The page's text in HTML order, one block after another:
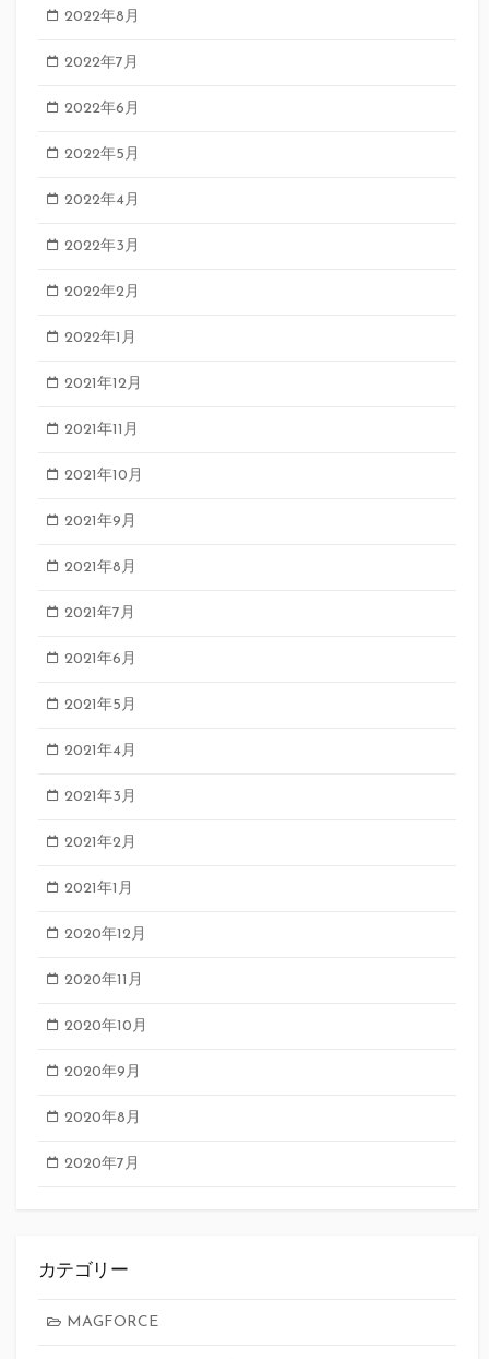
2022年8月
2022年7月
2022年6月
2022年5月
2022年4月
2022年3月
2022年2月
2022年1月
2021年12月
2021年11月
2021年10月
2021年9月
2021年8月
2021年7月
2021年6月
2021年5月
2021年4月
2021年3月
2021年2月
2021年1月
2020年12月
2020年11月
2020年10月
2020年9月
2020年8月
2020年7月
カテゴリー
MAGFORCE